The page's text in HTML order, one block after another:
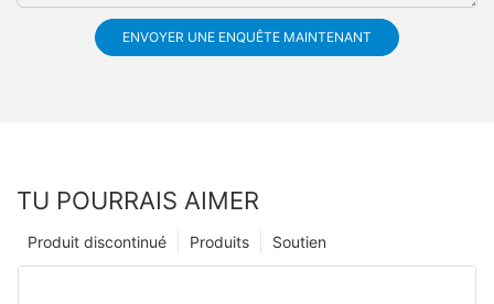
ENVOYER UNE ENQUÊTE MAINTENANT
TU POURRAIS AIMER
Soutien
Produits
Produit discontinué